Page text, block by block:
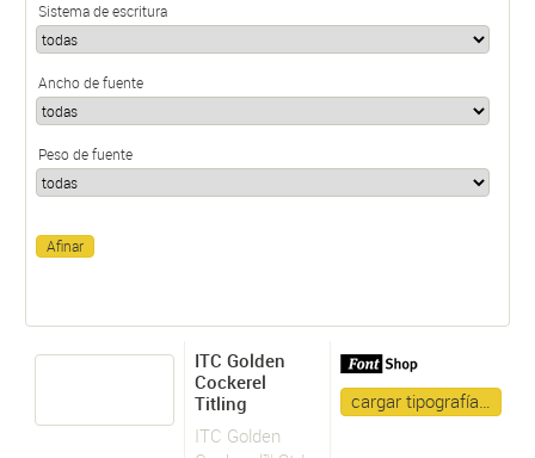
Sistema de escritura
Ancho de fuente
Peso de fuente
ITC Golden
Cockerel
Titling
ITC Golden
cargar tipografía…